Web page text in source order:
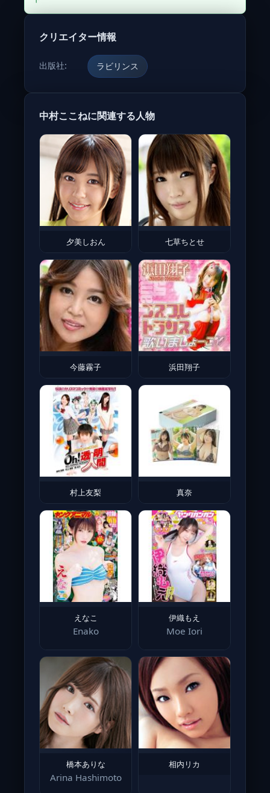
クリエイター情報
出版社: ラビリンス
中村ここねに関連する人物
夕美しおん 七草ちとせ
今藤霧子 浜田翔子
村上友梨 真奈
えなこ
Enako
伊織もえ
Moe Iori
橋本ありな
Arina Hashimoto
相内リカ